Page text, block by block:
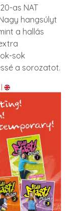
as NAT
hangsúlyt
a hallás
sok
a sorozatot.